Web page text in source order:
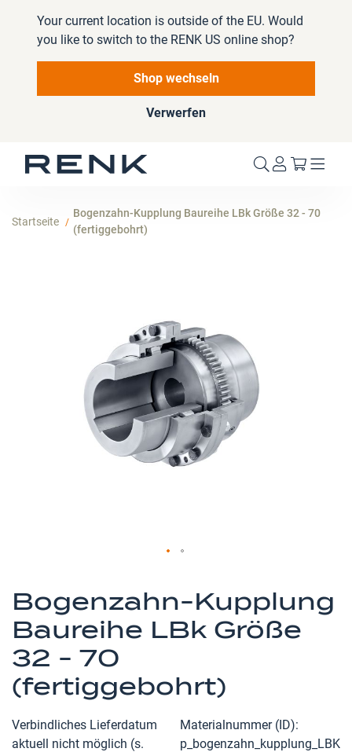
Your current location is outside of the EU. Would
you like to switch to the RENK US online shop?
Shop wechseln
Verwerfen
Mein
Startseite
Bogenzahn-Kupplung Baureihe LBk Größe 32 - 70
(fertiggebohrt)
Bogenzahn-Kupplung
Baureihe LBk Größe
32 - 70
(fertiggebohrt)
Verbindliches Lieferdatum
aktuell nicht möglich (s.
Materialnummer (ID)
p_bogenzahn_kupplung_LBK
Anfang
der
Bildergalerie
springen